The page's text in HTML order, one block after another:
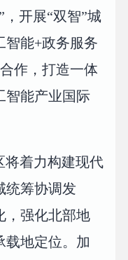
开展“双智”城
智能+政务服务
作，打造一体
智能产业国际
将着力构建现代
统筹协调发
，强化北部地
载地定位。加